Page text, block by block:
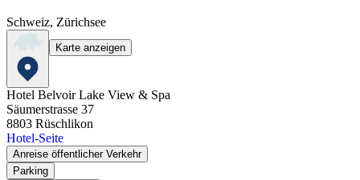
Schweiz, Zürichsee
Karte anzeigen
Hotel Belvoir Lake View & Spa
Säumerstrasse 37
8803 Rüschlikon
Hotel-Seite
Anreise öffentlicher Verkehr
Parking